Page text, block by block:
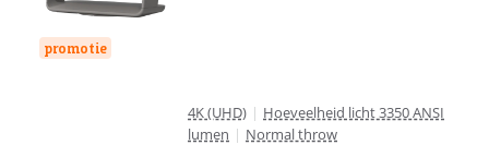
promotie
4K (UHD) | Hoeveelheid licht 3350 ANSI
lumen | Normal throw